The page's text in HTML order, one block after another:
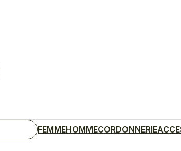
FEMMEHOMMECORDONNERIE